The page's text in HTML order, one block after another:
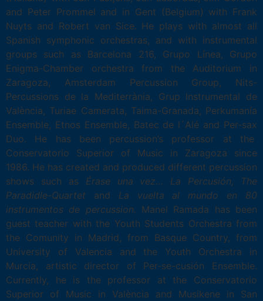
and Peter Prommel and in Gent (Belgium) with Frank
Nuyts and Robert van Sice. He plays with almost all
Spanish symphonic orchestras, and with instrumental
groups such as Barcelona 216, Grupo Línea, Grupo
Enigma-Chamber orchestra from the Auditorium in
Zaragoza, Amsterdam Percussion Group, Nits-
Percussions de la Mediterrània, Grup Instrumental de
València, Turiae Camerata, Taima-Granada, Perkumanía
Ensemble, Etnos Ensemble, Batec de l´Alé and Per-sax
Duo. He has been percussion’s professor at the
Conservatorio Superior of Music in Zaragoza since
1986. He has created and produced different percussion
shows such asÉrase una vez… La Percusión, The
Paradidle-Quartet and La vuelta al mundo en 80
instrumentos de percussion. Manel Ramada has been
guest teacher with the Youth Students Orchestra from
the Comunity in Madrid, from Basque Country, from
University of Valencia and the Youth Orchestra in
Murcia, artistic director of Per-se-cusión Ensemble.
Currently, he is the professor at the Conservatorio
Superior of Music in València and Musikene in San